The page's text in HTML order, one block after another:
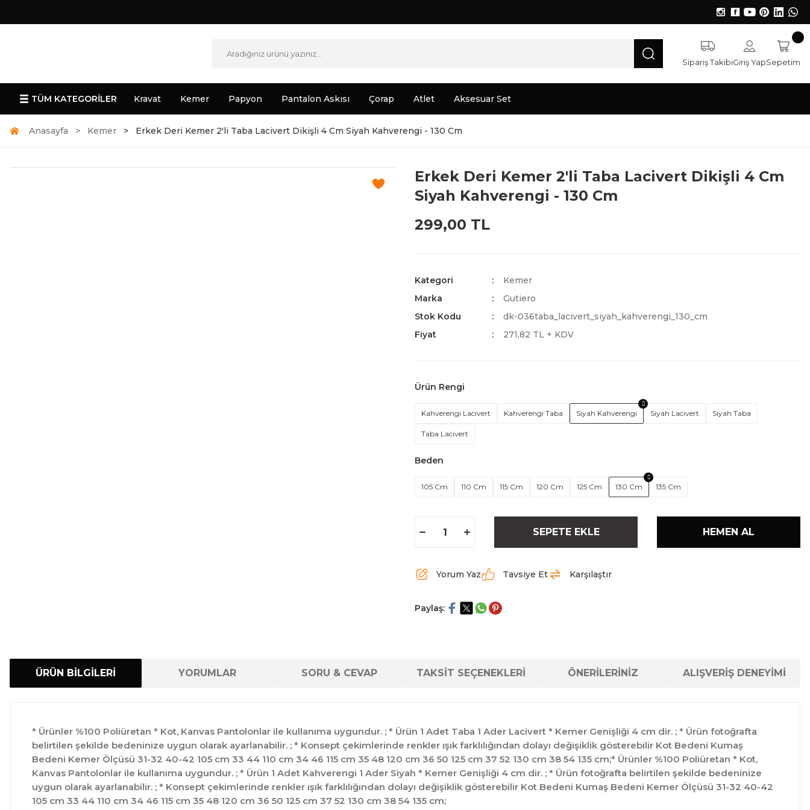
Sipariş TakibiGiriş YapSepetim
TÜM KATEGORİLER Kravat Kemer Papyon Pantalon Askısı Çorap Atlet Aksesuar Set
Anasayfa Kemer Erkek Deri Kemer 2'li Taba Lacivert Dikişli 4 Cm Siyah Kahverengi - 130 Cm
Erkek Deri Kemer 2'li Taba Lacivert Dikişli 4 Cm
Siyah Kahverengi - 130 Cm
299,00 TL
Kategori
Kemer
Marka
Gutiero
Stok Kodu
dk-036taba_lacivert_siyah_kahverengi_130_cm
Fiyat
271,82 TL + KDV
Ürün Rengi
Kahverengi Lacivert Kahverengi Taba Siyah Kahverengi Siyah Lacivert Siyah Taba
Taba Lacivert
Beden
105 Cm 110 Cm 115 Cm 120 Cm 125 Cm 130 Cm 135 Cm
SEPETE EKLE HEMEN AL
Yorum Yaz Tavsiye Et Karşılaştır
Paylaş:
ÜRÜN BİLGİLERİ YORUMLAR SORU & CEVAP TAKSİT SEÇENEKLERİ ÖNERİLERİNİZ ALIŞVERİŞ DENEYİMİ
* Ürünler %100 Poliüretan * Kot, Kanvas Pantolonlar ile kullanıma uygundur. ; * Ürün 1 Adet Taba 1 Ader Lacivert * Kemer Genişliği 4 cm dir. ; * Ürün fotoğrafta
belirtilen şekilde bedeninize uygun olarak ayarlanabilir. ; * Konsept çekimlerinde renkler ışık farklılığından dolayı değişiklik gösterebilir Kot Bedeni Kumaş
Bedeni Kemer Ölçüsü 31-32 40-42 105 cm 33 44 110 cm 34 46 115 cm 35 48 120 cm 36 50 125 cm 37 52 130 cm 38 54 135 cm;* Ürünler %100 Poliüretan * Kot,
Kanvas Pantolonlar ile kullanıma uygundur. ; * Ürün 1 Adet Kahverengi 1 Ader Siyah * Kemer Genişliği 4 cm dir. ; * Ürün fotoğrafta belirtilen şekilde bedeninize
uygun olarak ayarlanabilir. ; * Konsept çekimlerinde renkler ışık farklılığından dolayı değişiklik gösterebilir Kot Bedeni Kumaş Bedeni Kemer Ölçüsü 31-32 40-42
105 cm 33 44 110 cm 34 46 115 cm 35 48 120 cm 36 50 125 cm 37 52 130 cm 38 54 135 cm;